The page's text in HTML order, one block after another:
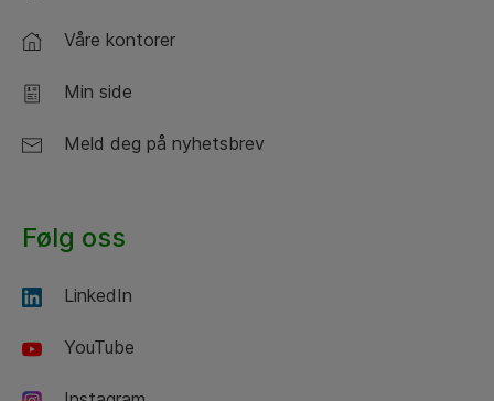
Våre kontorer
Min side
Meld deg på nyhetsbrev
Følg oss
LinkedIn
YouTube